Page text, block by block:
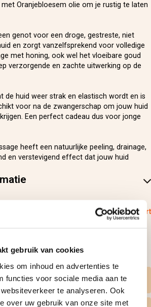
gebruik van cookies
om inhoud en advertenties te
functies voor sociale media aan te
te analyseren. Ook
over uw gebruik van onze site met
Oranjebloesem olie om je rustig te laten
genot voor een droge, gestreste, niet
en zorgt vanzelfsprekend voor volledige
met honing, ook wel het vloeibare goud
verzorgende en zachte uitwerking op de
de huid weer strak en elastisch wordt en is
voor na de zwangerschap om jouw huid
Een perfect cadeau dus voor jonge
heeft een natuurlijke peeling, drainage,
en verstevigend effect dat jouw huid
Bekijk op kaart